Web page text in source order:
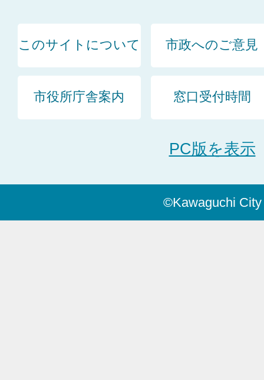
このサイトについて 市政へのご意見
市役所庁舎案内 窓口受付時間
PC版を表示
©Kawaguchi City